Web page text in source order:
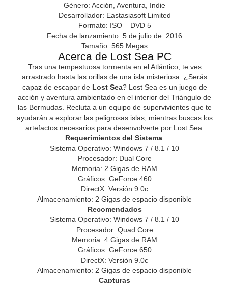
Género: Acción, Aventura, Indie
Desarrollador: Eastasiasoft Limited
Formato: ISO – DVD 5
Fecha de lanzamiento: 5 de julio de 2016
Tamaño: 565 Megas
Acerca de Lost Sea PC
Tras una tempestuosa tormenta en el Atlántico, te ves
arrastrado hasta las orillas de una isla misteriosa. ¿Serás
capaz de escapar de Lost Sea? Lost Sea es un juego de
acción y aventura ambientado en el interior del Triángulo de
las Bermudas. Recluta a un equipo de supervivientes que te
ayudarán a explorar las peligrosas islas, mientras buscas los
artefactos necesarios para desenvolverte por Lost Sea.
Requerimientos del Sistema
Sistema Operativo: Windows 7 / 8.1 / 10
Procesador: Dual Core
Memoria: 2 Gigas de RAM
Gráficos: GeForce 460
DirectX: Versión 9.0c
Almacenamiento: 2 Gigas de espacio disponible
Recomendados
Sistema Operativo: Windows 7 / 8.1 / 10
Procesador: Quad Core
Memoria: 4 Gigas de RAM
Gráficos: GeForce 650
DirectX: Versión 9.0c
Almacenamiento: 2 Gigas de espacio disponible
Capturas